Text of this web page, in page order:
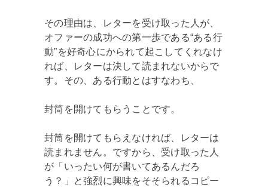
その理由は、レターを受け取った人が、
オファーの成功への第一歩である“ある行
動”を好奇心にかられて起こしてくれなけ
れば、レターは決して読まれないからで
す。その、ある行動とはすなわち、
封筒を開けてもらうことです。
封筒を開けてもらえなければ、レターは
読まれません。ですから、受け取った人
が「いったい何が書いてあるんだろ
う？」と強烈に興味をそそられるコピー